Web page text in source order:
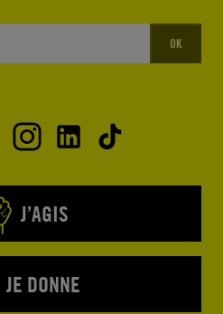
OK
J’AGIS
JE DONNE